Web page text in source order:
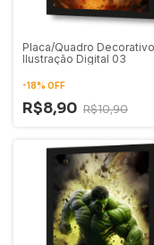
Placa/Quadro
Ilustração Digital 03
-18% OFF
R$8,90 R$10,90